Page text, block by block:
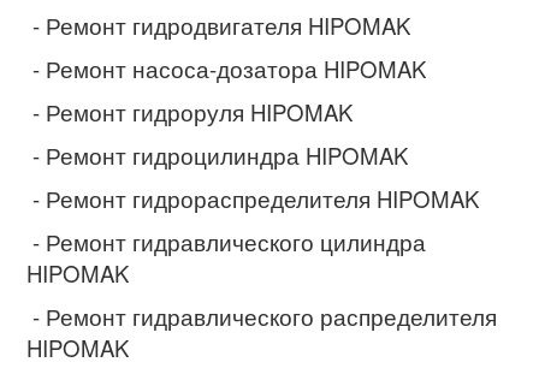
- Ремонт гидродвигателя HIPOMAK
- Ремонт насоса-дозатора HIPOMAK
- Ремонт гидроруля HIPOMAK
- Ремонт гидроцилиндра HIPOMAK
- Ремонт гидрораспределителя HIPOMAK
- Ремонт гидравлического цилиндра
HIPOMAK
- Ремонт гидравлического распределителя
HIPOMAK